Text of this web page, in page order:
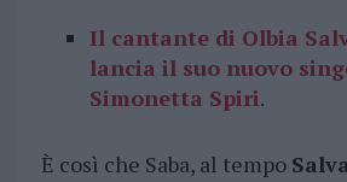
Il cantante di Olbia
lancia il suo nuovo
Simonetta Spiri.
È così che Saba, al tempo